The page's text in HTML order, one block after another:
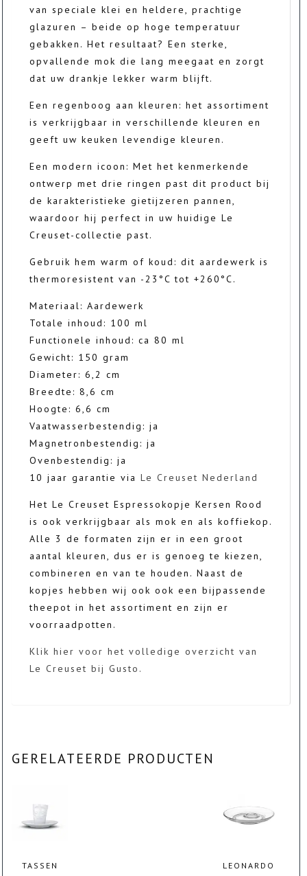
van speciale klei en heldere, prachtige
glazuren – beide op hoge temperatuur
gebakken. Het resultaat? Een sterke,
opvallende mok die lang meegaat en zorgt
dat uw drankje lekker warm blijft.
Een regenboog aan kleuren: het assortiment
is verkrijgbaar in verschillende kleuren en
geeft uw keuken levendige kleuren.
Een modern icoon: Met het kenmerkende
ontwerp met drie ringen past dit product bij
de karakteristieke gietijzeren pannen,
waardoor hij perfect in uw huidige Le
Creuset-collectie past.
Gebruik hem warm of koud: dit aardewerk is
thermoresistent van -23°C tot +260°C.
Materiaal: Aardewerk
Totale inhoud: 100 ml
Functionele inhoud: ca 80 ml
Gewicht: 150 gram
Diameter: 6,2 cm
Breedte: 8,6 cm
Hoogte: 6,6 cm
Vaatwasserbestendig: ja
Magnetronbestendig: ja
Ovenbestendig: ja
10 jaar garantie viaLe Creuset Nederland
Het Le Creuset Espressokopje Kersen Rood
is ook verkrijgbaar als mok en als koffiekop.
Alle 3 de formaten zijn er in een groot
aantal kleuren, dus er is genoeg te kiezen,
combineren en van te houden. Naast de
kopjes hebben wij ook ook een bijpassende
theepot in het assortiment en zijn er
voorraadpotten.
Klik hier voor het volledige overzicht van
Le Creuset bij Gusto.
GERELATEERDE PRODUCTEN
TASSEN LEONARDO